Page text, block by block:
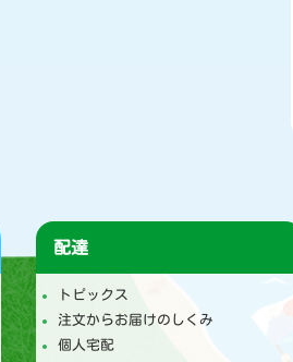
配達
トピックス
注文からお届けのしくみ
個人宅配